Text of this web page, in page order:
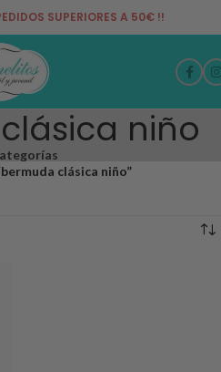
SUPERIORES A 50€ !!
niño
clásica niño”